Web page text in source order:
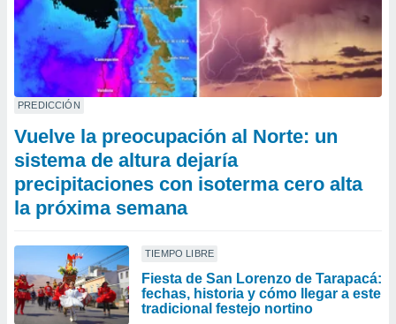
PREDICCIÓN
Vuelve la preocupación al Norte: un
sistema de altura dejaría
precipitaciones con isoterma cero alta
la próxima semana
TIEMPO LIBRE
Fiesta de San Lorenzo de Tarapacá:
fechas, historia y cómo llegar a este
tradicional festejo nortino